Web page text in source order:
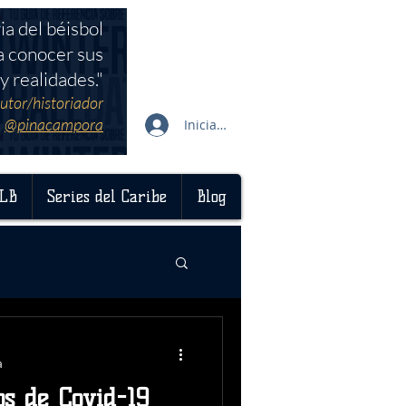
Iniciar sesión
Series del Caribe Blog
del béisbol
conocer sus
realidades."
historiador
@pinacampora
de Covid-19